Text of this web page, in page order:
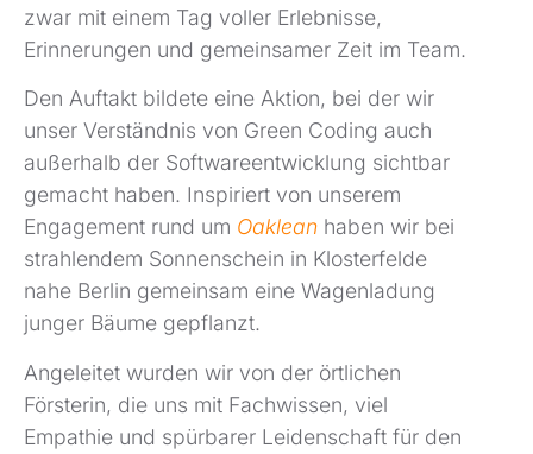
zwar mit einem Tag voller Erlebnisse,
Erinnerungen und gemeinsamer Zeit im Team.
Den Auftakt bildete eine Aktion, bei der wir
unser Verständnis von Green Coding auch
außerhalb der Softwareentwicklung sichtbar
gemacht haben. Inspiriert von unserem
Engagement rund um Oaklean haben wir bei
strahlendem Sonnenschein in Klosterfelde
nahe Berlin gemeinsam eine Wagenladung
junger Bäume gepflanzt.
Angeleitet wurden wir von der örtlichen
Försterin, die uns mit Fachwissen, viel
Empathie und spürbarer Leidenschaft für den